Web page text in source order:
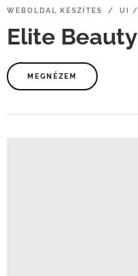
WEBOLDAL KÉSZÍTÉS / UI /
Elite Beauty
MEGNÉZEM